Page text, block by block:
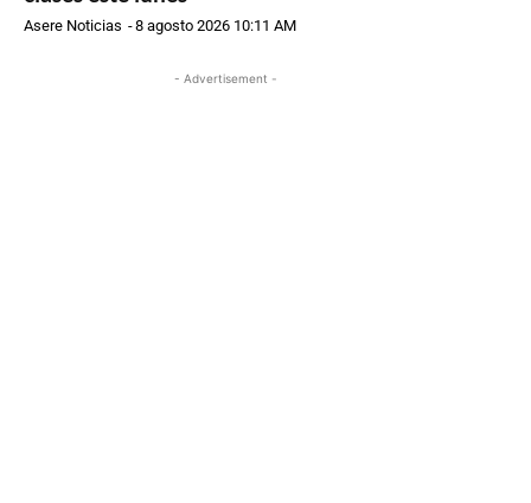
Asere Noticias -8 agosto 2026 10:11 AM
- Advertisement -